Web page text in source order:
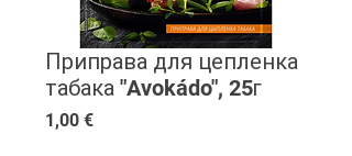
Приправа для цепленка
табака "Avokádo", 25г
1,00 €Цена